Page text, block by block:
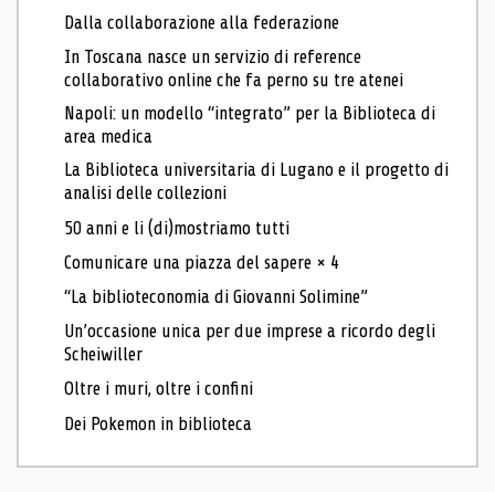
Dalla collaborazione alla federazione
In Toscana nasce un servizio di reference
collaborativo online che fa perno su tre atenei
Napoli: un modello “integrato” per la Biblioteca di
area medica
La Biblioteca universitaria di Lugano e il progetto di
analisi delle collezioni
50 anni e li (di)mostriamo tutti
Comunicare una piazza del sapere × 4
“La biblioteconomia di Giovanni Solimine”
Un’occasione unica per due imprese a ricordo degli
Scheiwiller
Oltre i muri, oltre i confini
Dei Pokemon in biblioteca